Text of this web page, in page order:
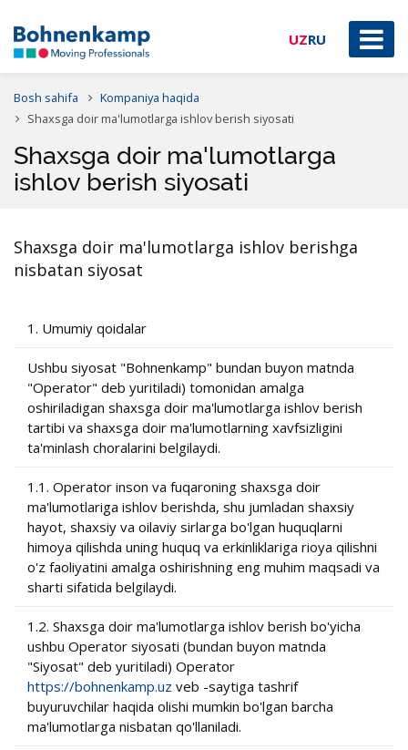
UZRU
Bosh sahifa
Kompaniya haqida
Shaxsga doir ma'lumotlarga ishlov berish siyosati
Shaxsga doir ma'lumotlarga
ishlov berish siyosati
Shaxsga doir ma'lumotlarga ishlov berishga
nisbatan siyosat
1. Umumiy qoidalar
Ushbu siyosat "Bohnenkamp" bundan buyon matnda
"Operator" deb yuritiladi) tomonidan amalga
oshiriladigan shaxsga doir ma'lumotlarga ishlov berish
tartibi va shaxsga doir ma'lumotlarning xavfsizligini
ta'minlash choralarini belgilaydi.
1.1. Operator inson va fuqaroning shaxsga doir
ma'lumotlariga ishlov berishda, shu jumladan shaxsiy
hayot, shaxsiy va oilaviy sirlarga bo'lgan huquqlarni
himoya qilishda uning huquq va erkinliklariga rioya qilishni
o'z faoliyatini amalga oshirishning eng muhim maqsadi va
sharti sifatida belgilaydi.
1.2. Shaxsga doir ma'lumotlarga ishlov berish bo'yicha
ushbu Operator siyosati (bundan buyon matnda
"Siyosat" deb yuritiladi) Operator
https://bohnenkamp.uz veb -saytiga tashrif
buyuruvchilar haqida olishi mumkin bo'lgan barcha
ma'lumotlarga nisbatan qo'llaniladi.